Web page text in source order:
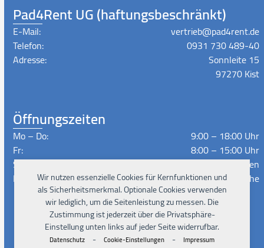
Wir nutzen essenzielle Cookies für Kernfunktionen und
als Sicherheitsmerkmal. Optionale Cookies verwenden
wir lediglich, um die Seitenleistung zu messen. Die
Zustimmung ist jederzeit über die Privatsphäre-
Einstellung unten links auf jeder Seite widerrufbar.
Datenschutz - Cookie-Einstellungen - Impressum
Pad4Rent UG (haftungsbeschränkt)
E-Mail:
vertrieb@pad4rent.de
Telefon:
0931 730 489-40
Adresse:
Sonnleite 15
97270 Kist
Öffnungszeiten
Mo – Do:
9:00 – 18:00 Uhr
Fr:
8:00 – 15:00 Uhr
Sa – So:
Geschlossen
Lieferzeiten:
Nach Absprache
Instagram
Facebook
XingLinkedIn
YouTube